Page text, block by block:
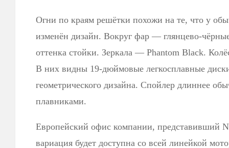
Огни по краям решётки похожи на те, что у
изменён дизайн. Вокруг фар — глянцево-
оттенка стойки. Зеркала — Phantom Black.
В них видны 19-дюймовые легкосплавные
геометрического дизайна. Спойлер длиннее
плавниками.
Европейский офис компании, представивший N
вариация будет доступна со всей линейкой